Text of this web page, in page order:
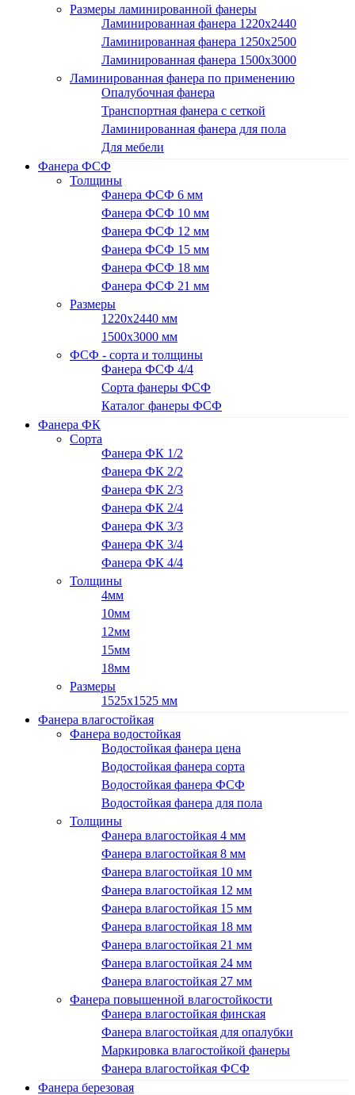
Размеры ламинированной фанеры
Ламинированная фанера 1220x2440
Ламинированная фанера 1250х2500
Ламинированная фанера 1500x3000
Ламинированная фанера по применению
Опалубочная фанера
Транспортная фанера с сеткой
Ламинированная фанера для пола
Для мебели
Фанера ФСФ
Толщины
Фанера ФСФ 6 мм
Фанера ФСФ 10 мм
Фанера ФСФ 12 мм
Фанера ФСФ 15 мм
Фанера ФСФ 18 мм
Фанера ФСФ 21 мм
Размеры
1220х2440 мм
1500х3000 мм
ФСФ - сорта и толщины
Фанера ФСФ 4/4
Сорта фанеры ФСФ
Каталог фанеры ФСФ
Фанера ФК
Сорта
Фанера ФК 1/2
Фанера ФК 2/2
Фанера ФК 2/3
Фанера ФК 2/4
Фанера ФК 3/3
Фанера ФК 3/4
Фанера ФК 4/4
Толщины
4мм
10мм
12мм
15мм
18мм
Размеры
1525х1525 мм
Фанера влагостойкая
Фанера водостойкая
Водостойкая фанера цена
Водостойкая фанера сорта
Водостойкая фанера ФСФ
Водостойкая фанера для пола
Толщины
Фанера влагостойкая 4 мм
Фанера влагостойкая 8 мм
Фанера влагостойкая 10 мм
Фанера влагостойкая 12 мм
Фанера влагостойкая 15 мм
Фанера влагостойкая 18 мм
Фанера влагостойкая 21 мм
Фанера влагостойкая 24 мм
Фанера влагостойкая 27 мм
Фанера повышенной влагостойкости
Фанера влагостойкая финская
Фанера влагостойкая для опалубки
Маркировка влагостойкой фанеры
Фанера влагостойкая ФСФ
Фанера березовая